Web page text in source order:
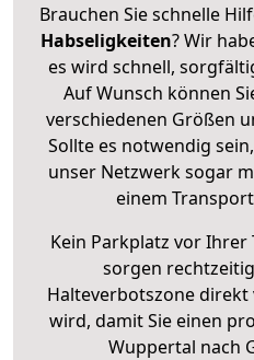
Brauchen Sie schnelle
Habseligkeiten? Wir
es wird schnell,
Auf Wunsch können
verschiedenen Größen
Sollte es notwendig
unser Netzwerk sogar
einem
Kein Parkplatz vor Ihrer
sorgen
Halteverbotszone
wird, damit Sie einen
Wuppertal nach